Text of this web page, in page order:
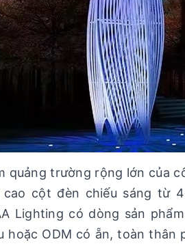
quảng trường rộng lớn của
cột đèn chiếu sáng từ
Lighting có dòng sản
hoặc ODM có ẵn, toàn